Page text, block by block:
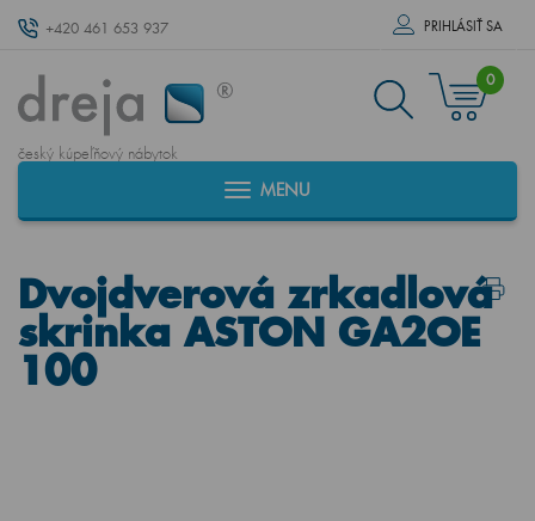
+420 461 653 937 PRIHLÁSIŤ SA
český kúpeľňový nábytok
0
MENU
Dvojdverová zrkadlová
skrinka ASTON GA2OE
100